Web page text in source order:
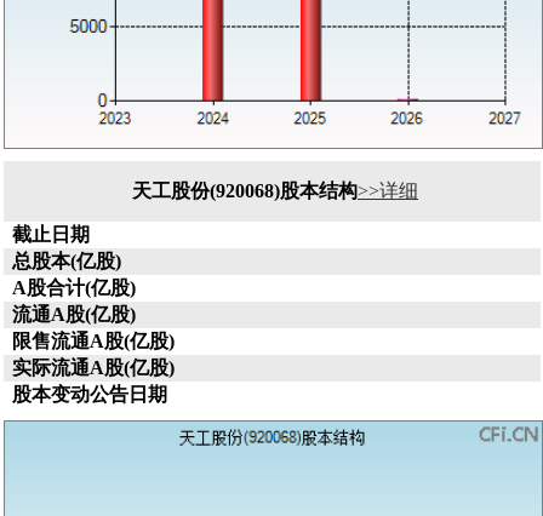
天工股份(920068)股本结构>>详细
截止日期
总股本(亿股)
A股合计(亿股)
流通A股(亿股)
限售流通A股(亿股)
实际流通A股(亿股)
股本变动公告日期